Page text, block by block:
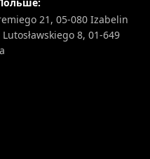
21, 05-080 Izabelin
8, 01-649